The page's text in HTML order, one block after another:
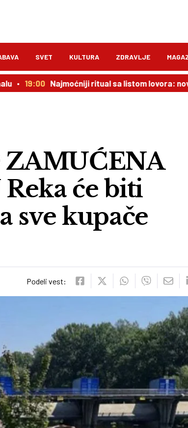
SVET KULTURA ZDRAVLJE
Najmoćniji ritual sa listom lovora: novac
će biti
sve kupače
Podeli vest: